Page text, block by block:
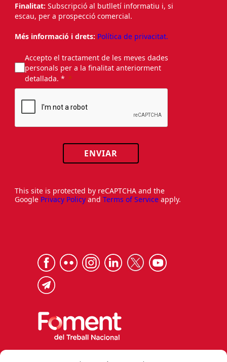
Finalitat: Subscripció al butlletí informatiu i, si
escau, per a prospecció comercial.
Més informació i drets: Política de privacitat.
Accepto el tractament de les meves dades
personals per a la finalitat anteriorment
detallada. *
ENVIAR
This site is protected by reCAPTCHA and the
Google Privacy Policy and Terms of Service apply.